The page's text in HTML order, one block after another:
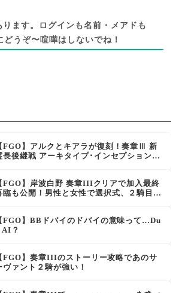
ます。ログインも名前・メアドも
うぞ〜喧嘩はしないでね！
FGO】アルクとキアラが復刻！奏章Ⅲ 新
長後継戦 アーキタイプ･インセプション後
FGO】岸波白野 奏章IIIクリアで加入最終
臨も公開！男性と女性で選択式、２騎目以
FGO】BBドバイのドバイの意味って…Du
AI？
FGO】奏章IIIのストーリー攻略であのサ
ヴァント２騎が強い！